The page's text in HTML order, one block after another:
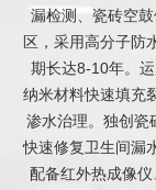
漏检测、瓷砖空
区，采用高分子防
期长达8-10年。
纳米材料快速填充
渗水治理。独创瓷
快速修复卫生间漏
配备红外热成像